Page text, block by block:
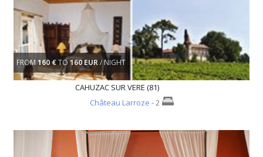
FROM160 €TO160 EUR/ NIGHT
CAHUZAC SUR VERE (81)
Château Larroze - 2